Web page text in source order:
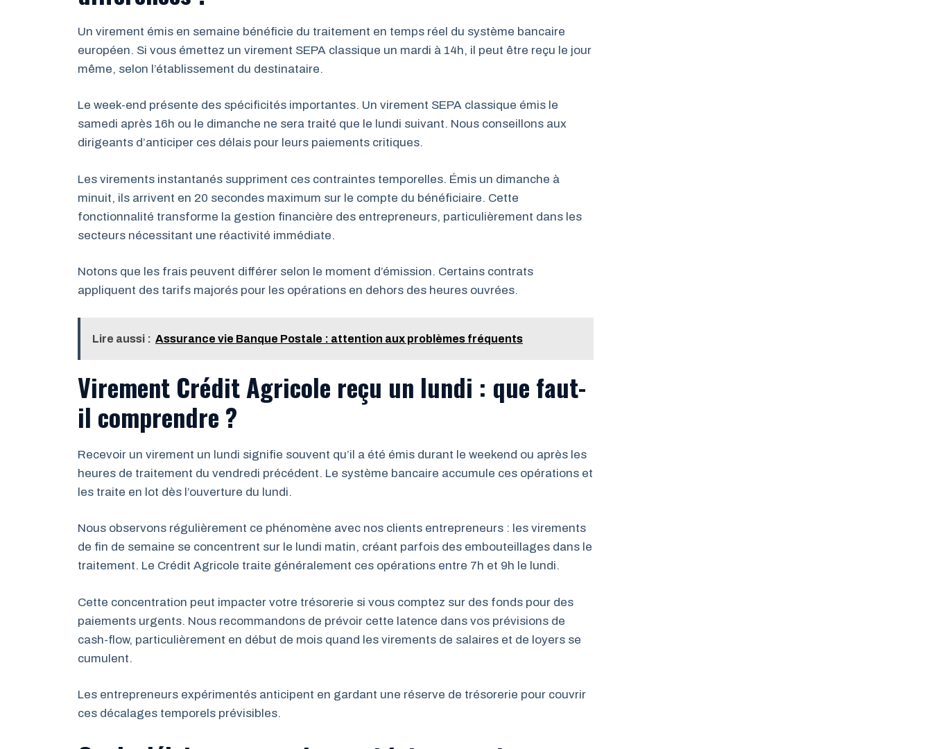
Un virement émis en semaine bénéficie du traitement en temps réel du système bancaire
européen. Si vous émettez un virement SEPA classique un mardi à 14h, il peut être reçu le jour
même, selon l’établissement du destinataire.
Le week-end présente des spécificités importantes. Un virement SEPA classique émis le
samedi après 16h ou le dimanche ne sera traité que le lundi suivant. Nous conseillons aux
dirigeants d’anticiper ces délais pour leurs paiements critiques.
Les virements instantanés suppriment ces contraintes temporelles. Émis un dimanche à
minuit, ils arrivent en 20 secondes maximum sur le compte du bénéficiaire. Cette
fonctionnalité transforme la gestion financière des entrepreneurs, particulièrement dans les
secteurs nécessitant une réactivité immédiate.
Notons que les frais peuvent différer selon le moment d’émission. Certains contrats
appliquent des tarifs majorés pour les opérations en dehors des heures ouvrées.
Lire aussi : Assurance vie Banque Postale : attention aux problèmes fréquents
Virement Crédit Agricole reçu un lundi : que faut-
il comprendre ?
Recevoir un virement un lundi signifie souvent qu’il a été émis durant le weekend ou après les
heures de traitement du vendredi précédent. Le système bancaire accumule ces opérations et
les traite en lot dès l’ouverture du lundi.
Nous observons régulièrement ce phénomène avec nos clients entrepreneurs : les virements
de fin de semaine se concentrent sur le lundi matin, créant parfois des embouteillages dans le
traitement. Le Crédit Agricole traite généralement ces opérations entre 7h et 9h le lundi.
Cette concentration peut impacter votre trésorerie si vous comptez sur des fonds pour des
paiements urgents. Nous recommandons de prévoir cette latence dans vos prévisions de
cash-flow, particulièrement en début de mois quand les virements de salaires et de loyers se
cumulent.
Les entrepreneurs expérimentés anticipent en gardant une réserve de trésorerie pour couvrir
ces décalages temporels prévisibles.